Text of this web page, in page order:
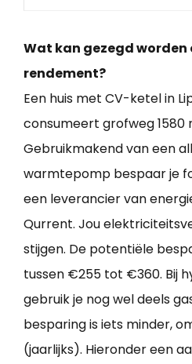
Wat kan gezegd worden
rendement?
Een huis met CV-ketel in
consumeert grofweg 1580
Gebruikmakend van een
warmtepomp bespaar je
een leverancier van
Qurrent. Jou
stijgen. De potentiële
tussen €255 tot €360. Bij
gebruik je nog wel deels
besparing is iets minder,
(jaarlijks). Hieronder een